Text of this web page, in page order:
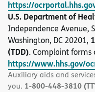
https://
U.S. Department of
Independence Avenue,
Washington, DC 20201,
(TDD). Complaint
https://www.hhs.gov/
Auxiliary aids and
you. 1-800-448-3810